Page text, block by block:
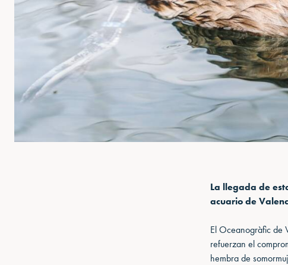
La llegada de
acuario de
El Oceanogràfic de
refuerzan el
hembra de